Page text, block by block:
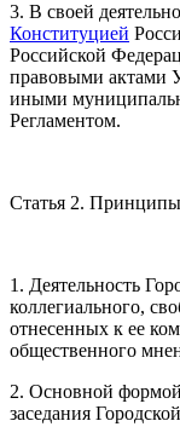
3. В своей
Конституцией
Российской
правовыми актами
иными
Регламентом.
Статья 2.
1. Деятельность
коллегиального,
отнесенных к ее
общественного
2. Основной
заседания